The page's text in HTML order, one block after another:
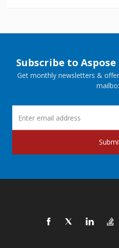
Subscribe to
Get monthly newsletters &